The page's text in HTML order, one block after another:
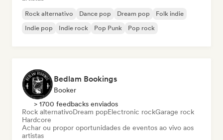
Rock alternativo Dance pop Dream pop
Folk indie
Indie pop
Indie rock Pop Punk Pop rock
Bedlam Bookings
Booker
> 1700 feedbacks enviados
Rock alternativoDream popElectronic rockGarage rock
Hardcore
Achar ou propor oportunidades de eventos ao vivo aos
artistas